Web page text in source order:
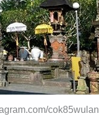
cok85wulan